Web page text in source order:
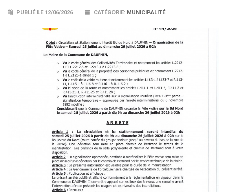
PUBLIÉ LE 12/06/2026 CATÉGORIE: MUNICIPALITÉ